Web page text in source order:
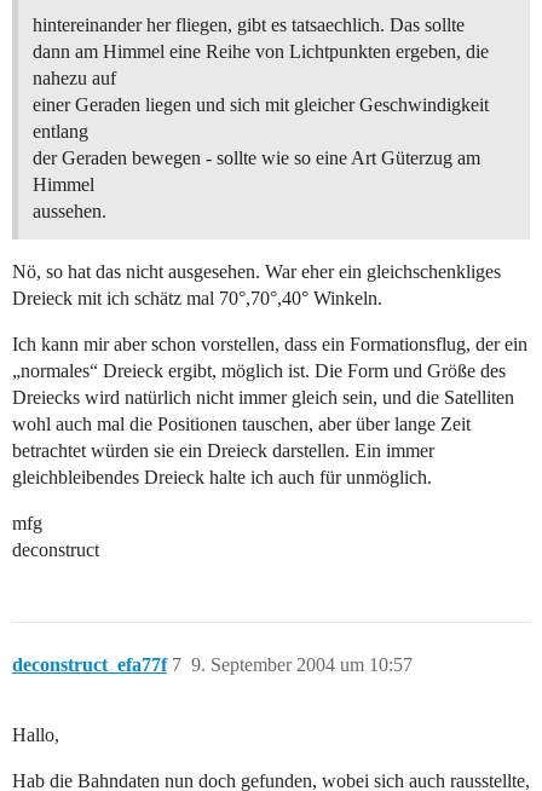
hintereinander her fliegen, gibt es tatsaechlich. Das sollte
dann am Himmel eine Reihe von Lichtpunkten ergeben, die
nahezu auf
einer Geraden liegen und sich mit gleicher Geschwindigkeit
entlang
der Geraden bewegen - sollte wie so eine Art Güterzug am
Himmel
aussehen.
Nö, so hat das nicht ausgesehen. War eher ein gleichschenkliges
Dreieck mit ich schätz mal 70°,70°,40° Winkeln.
Ich kann mir aber schon vorstellen, dass ein Formationsflug, der ein
„normales“ Dreieck ergibt, möglich ist. Die Form und Größe des
Dreiecks wird natürlich nicht immer gleich sein, und die Satelliten
wohl auch mal die Positionen tauschen, aber über lange Zeit
betrachtet würden sie ein Dreieck darstellen. Ein immer
gleichbleibendes Dreieck halte ich auch für unmöglich.
mfg
deconstruct
deconstruct_efa77f 9. September 2004 um 10:57
7
Hallo,
Hab die Bahndaten nun doch gefunden, wobei sich auch rausstellte,